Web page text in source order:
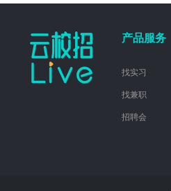
产品服务
找实习
找兼职
招聘会